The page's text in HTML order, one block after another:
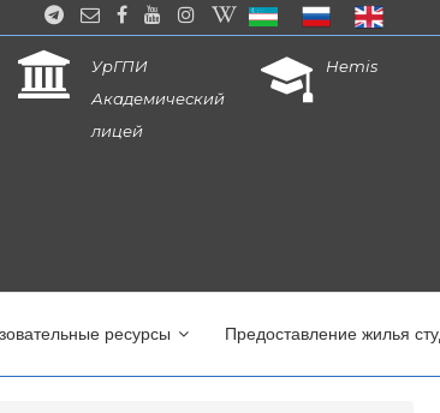
УрГПИ
Академический
лицей
Hemis
ресурсы Предоставление жилья